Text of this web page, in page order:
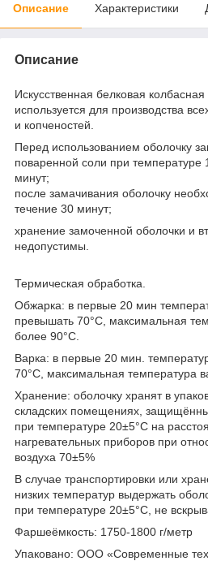
Описание Характеристики
Описание
Искусственная белковая
используется для производства
и копченостей.
Перед использованием оболочку
поваренной соли при температуре
минут;
после замачивания оболочку
течение 30 минут;
хранение замоченной оболочки и
недопустимы.
Термическая обработка.
Обжарка: в первые 20 мин
превышать 70°С, максимальная
более 90°С.
Варка: в первые 20 мин.
70°С, максимальная температура
Хранение: оболочку хранят в
складских помещениях,
при температуре 20±5°С на
нагревательных приборов при
воздуха 70±5%
В случае транспортировки или
низких температур выдержать
при температуре 20±5°С, не
Фаршеёмкость: 1750-1800 г/метр
Упаковано: ООО «Современные